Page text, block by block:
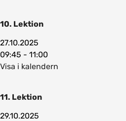
10. Lektion
27.10.2025
09:45 - 11:00
Visa i kalendern
11. Lektion
29.10.2025